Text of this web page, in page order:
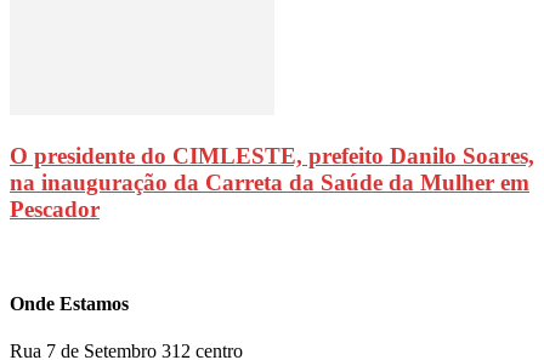
O presidente do CIMLESTE, prefeito Danilo Soares,
na inauguração da Carreta da Saúde da Mulher em
Pescador
Onde Estamos
Rua 7 de Setembro 312 centro